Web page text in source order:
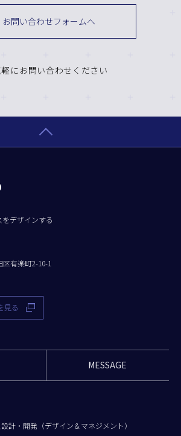
お問い合わせフォームへ
軽にお問い合わせください
デザインする
区有楽町2-10-1
見る
MESSAGE
計・開発（デザイン＆マネジメント）